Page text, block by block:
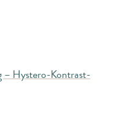
– Hystero-Kontrast-